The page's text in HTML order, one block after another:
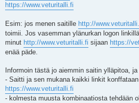
https://www.veturitalli.fi
Esim: jos menen saitille http://
toimii. Jos vasemman ylänurkan logon
minut http://www.veturitalli.fi sijaan https://
enää päde.
Informoin tästä jo aiemmin saitin ylläpitoa,
- Saitti ja sen mukana kaikki linkit
https://www.veturitalli.fi
- kolmesta muusta kombinaatiosta tehdään